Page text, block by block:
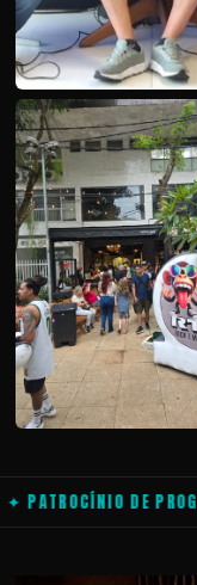
JORNAL LITORAL — RTL
PROGRAMA ✦ LIVE